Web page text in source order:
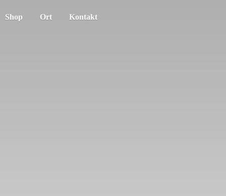
Shop Ort Kontakt